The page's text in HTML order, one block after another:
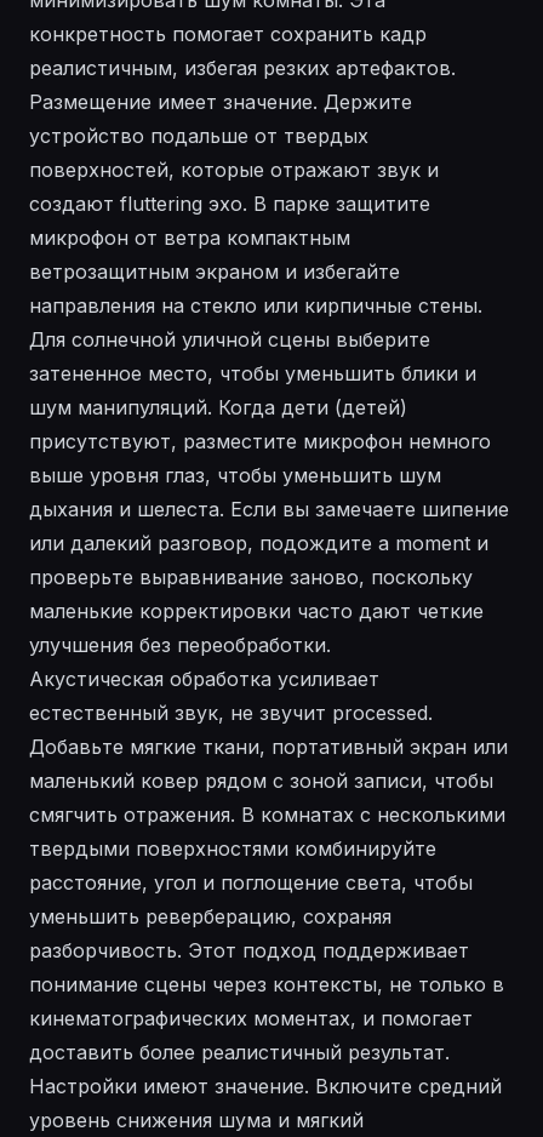
конкретность помогает сохранить кадр
реалистичным, избегая резких артефактов.
Размещение имеет значение. Держите
устройство подальше от твердых
поверхностей, которые отражают звук и
создают fluttering эхо. В парке защитите
микрофон от ветра компактным
ветрозащитным экраном и избегайте
направления на стекло или кирпичные стены.
Для солнечной уличной сцены выберите
затененное место, чтобы уменьшить блики и
шум манипуляций. Когда дети (детей)
присутствуют, разместите микрофон немного
выше уровня глаз, чтобы уменьшить шум
дыхания и шелеста. Если вы замечаете шипение
или далекий разговор, подождите a moment и
проверьте выравнивание заново, поскольку
маленькие корректировки часто дают четкие
улучшения без переобработки.
Акустическая обработка усиливает
естественный звук, не звучит processed.
Добавьте мягкие ткани, портативный экран или
маленький ковер рядом с зоной записи, чтобы
смягчить отражения. В комнатах с несколькими
твердыми поверхностями комбинируйте
расстояние, угол и поглощение света, чтобы
уменьшить реверберацию, сохраняя
разборчивость. Этот подход поддерживает
понимание сцены через контексты, не только в
кинематографических моментах, и помогает
доставить более реалистичный результат.
Настройки имеют значение. Включите средний
уровень снижения шума и мягкий